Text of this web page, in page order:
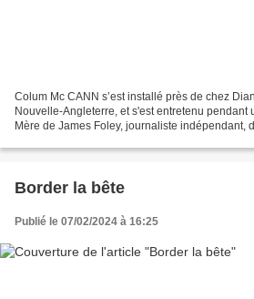
Colum Mc CANN s’est installé près de chez
Nouvelle-Angleterre, et s'est entretenu pendant
Mère de James Foley, journaliste indépendant,
Border la bête
Publié le 07/02/2024 à 16:25